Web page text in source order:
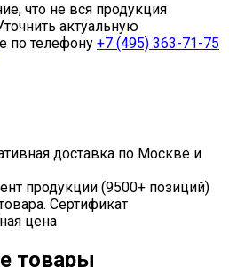
что не вся продукция
актуальную
телефону +7 (495) 363-71-75
доставка по Москве и
продукции (9500+ позиций)
Сертификат
цена
товары